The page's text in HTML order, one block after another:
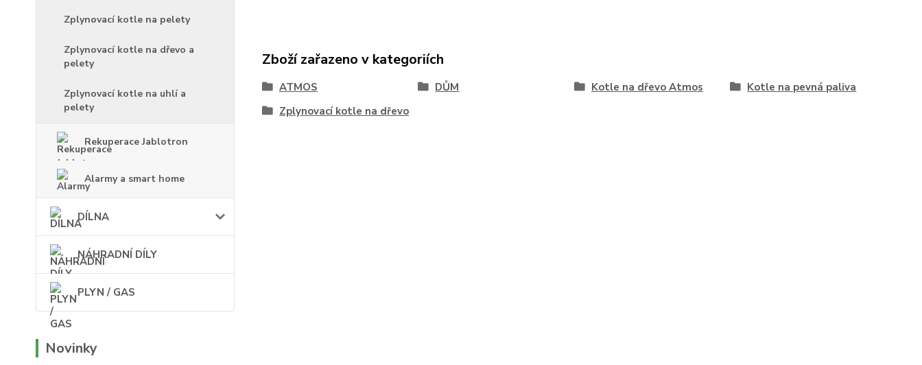
Zplynovací kotle na pelety
Zplynovací kotle na dřevo a
pelety
Zplynovací kotle na uhlí a
pelety
Rekuperace Jablotron
Alarmy a smart home
DÍLNA
NÁHRADNÍ DÍLY
PLYN / GAS
Novinky
Zboží zařazeno v kategoriích
ATMOS DŮM Kotle na dřevo Atmos
Kotle na pevná paliva
Zplynovací kotle na dřevo